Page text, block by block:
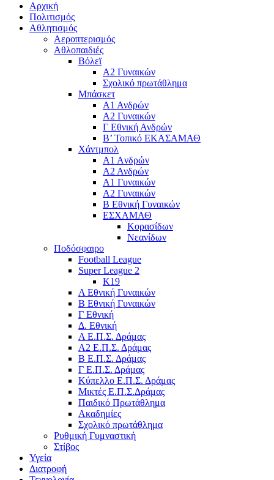
Αρχική
Πολιτισμός
Αθλητισμός
Αεροπτερισμός
Αθλοπαιδιές
Βόλεϊ
Α2 Γυναικών
Σχολικό πρωτάθλημα
Μπάσκετ
Α1 Ανδρών
Α2 Γυναικών
Γ Εθνική Ανδρών
Β’ Τοπικό ΕΚΑΣΑΜΑΘ
Χάντμπολ
A1 Aνδρών
Α2 Ανδρών
Α1 Γυναικών
Α2 Γυναικών
Β Εθνική Γυναικών
ΕΣΧΑΜΑΘ
Κορασίδων
Νεανίδων
Ποδόσφαιρο
Football League
Super League 2
Κ19
A Εθνική Γυναικών
Β Εθνική Γυναικών
Γ Εθνική
Δ. Εθνική
Α Ε.Π.Σ. Δράμας
Α2 Ε.Π.Σ. Δράμας
Β Ε.Π.Σ. Δράμας
Γ Ε.Π.Σ. Δράμας
Κύπελλο Ε.Π.Σ. Δράμας
Μικτές Ε.Π.Σ.Δράμας
Παιδικό Πρωτάθλημα
Ακαδημίες
Σχολικό πρωτάθλημα
Ρυθμική Γυμναστική
Στίβος
Υγεία
Διατροφή